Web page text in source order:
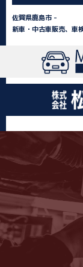
佐賀県鹿島市 -
新車・中古車販売、車